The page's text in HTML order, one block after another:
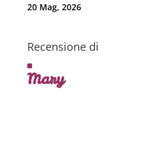
20 Mag, 2026
Recensione di
Mary